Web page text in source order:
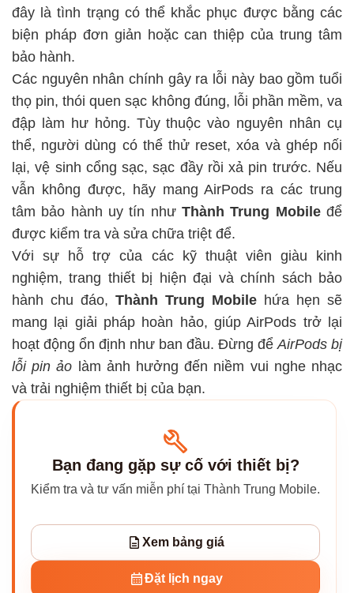
đây là tình trạng có thể khắc phục được bằng các
biện pháp đơn giản hoặc can thiệp của trung tâm
bảo hành.
Các nguyên nhân chính gây ra lỗi này bao gồm tuổi
thọ pin, thói quen sạc không đúng, lỗi phần mềm, va
đập làm hư hỏng. Tùy thuộc vào nguyên nhân cụ
thể, người dùng có thể thử reset, xóa và ghép nối
lại, vệ sinh cổng sạc, sạc đầy rồi xả pin trước. Nếu
vẫn không được, hãy mang AirPods ra các trung
tâm bảo hành uy tín như Thành Trung Mobile để
được kiểm tra và sửa chữa triệt để.
Với sự hỗ trợ của các kỹ thuật viên giàu kinh
nghiệm, trang thiết bị hiện đại và chính sách bảo
hành chu đáo, Thành Trung Mobile hứa hẹn sẽ
mang lại giải pháp hoàn hảo, giúp AirPods trở lại
hoạt động ổn định như ban đầu. Đừng đểAirPods bị
lỗi pin ảo làm ảnh hưởng đến niềm vui nghe nhạc
và trải nghiệm thiết bị của bạn.
Bạn đang gặp sự cố với thiết bị?
Kiểm tra và tư vấn miễn phí tại Thành Trung Mobile.
Xem bảng giá
Đặt lịch ngay